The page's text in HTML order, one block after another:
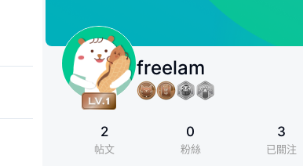
freelam
2
帖文
0
粉絲
3
已關注